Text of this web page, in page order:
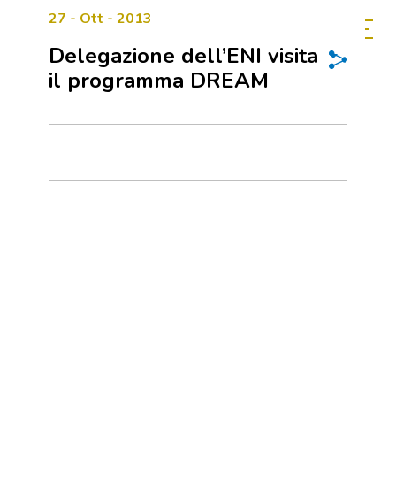
27 - Ott - 2013
Delegazione dell’ENI visita
il programma DREAM